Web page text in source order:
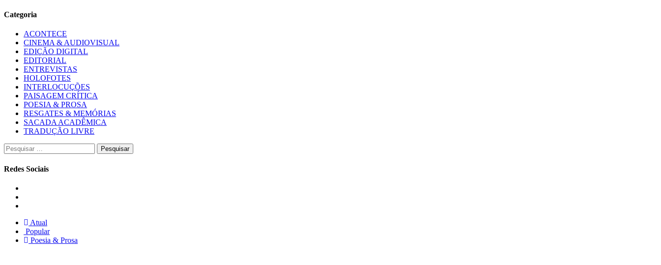
Categoria
ACONTECE
CINEMA & AUDIOVISUAL
EDIÇÃO DIGITAL
EDITORIAL
ENTREVISTAS
HOLOFOTES
INTERLOCUÇÕES
PAISAGEM CRÍTICA
POESIA & PROSA
RESGATES & MEMÓRIAS
SACADA ACADÊMICA
TRADUÇÃO LIVRE
Pesquisar
por:
Redes Sociais
Atual
Popular
Poesia & Prosa